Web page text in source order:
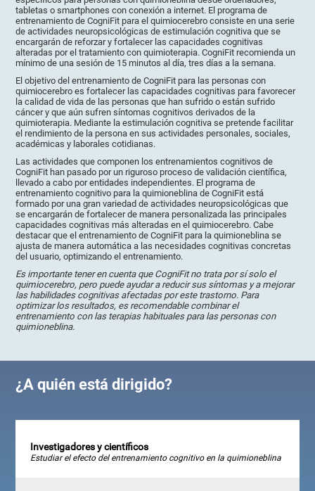
tabletas o smartphones con conexión a internet. El programa de
entrenamiento de CogniFit para el quimiocerebro consiste en una serie
de actividades neuropsicológicas de estimulación cognitiva que se
encargarán de reforzar y fortalecer las capacidades cognitivas
alteradas por el tratamiento con quimioterapia. CogniFit recomienda un
mínimo de una sesión de 15 minutos al día, tres días a la semana.
El objetivo del entrenamiento de CogniFit para las personas con
quimiocerebro es fortalecer las capacidades cognitivas para favorecer
la calidad de vida de las personas que han sufrido o están sufrido
cáncer y que aún sufren síntomas cognitivos derivados de la
quimioterapia. Mediante la estimulación cognitiva se pretende facilitar
el rendimiento de la persona en sus actividades personales, sociales,
académicas y laborales cotidianas.
Las actividades que componen los entrenamientos cognitivos de
CogniFit han pasado por un riguroso proceso de validación científica,
llevado a cabo por entidades independientes. El programa de
entrenamiento cognitivo para la quimioneblina de CogniFit está
formado por una gran variedad de actividades neuropsicológicas que
se encargarán de fortalecer de manera personalizada las principales
capacidades cognitivas más alteradas en el quimiocerebro. Cabe
destacar que el entrenamiento de CogniFit para la quimioneblina se
ajusta de manera automática a las necesidades cognitivas concretas
del usuario, optimizando el entrenamiento.
Es importante tener en cuenta que CogniFit no trata por sí solo el
quimiocerebro, pero puede ayudar a reducir sus síntomas y a mejorar
las habilidades cognitivas afectadas por este trastorno. Para
optimizar los resultados, es recomendable combinar el
entrenamiento con las terapias habituales para las personas con
quimioneblina.
¿A quién está dirigido?
Investigadores y científicos
Estudiar el efecto del entrenamiento cognitivo en la quimioneblina